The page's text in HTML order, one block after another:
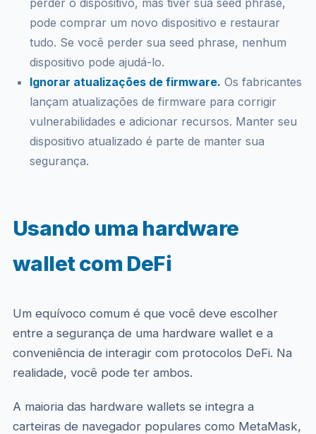
perder o dispositivo, mas tiver sua seed phrase,
pode comprar um novo dispositivo e restaurar
tudo. Se você perder sua seed phrase, nenhum
dispositivo pode ajudá-lo.
Ignorar atualizações de firmware. Os fabricantes
lançam atualizações de firmware para corrigir
vulnerabilidades e adicionar recursos. Manter seu
dispositivo atualizado é parte de manter sua
segurança.
Usando uma hardware
wallet com DeFi
Um equívoco comum é que você deve escolher
entre a segurança de uma hardware wallet e a
conveniência de interagir com protocolos DeFi. Na
realidade, você pode ter ambos.
A maioria das hardware wallets se integra a
carteiras de navegador populares como MetaMask,